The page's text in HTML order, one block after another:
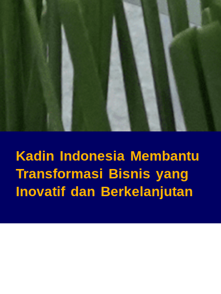
Kadin Indonesia Membantu
Transformasi Bisnis yang
Inovatif dan Berkelanjutan